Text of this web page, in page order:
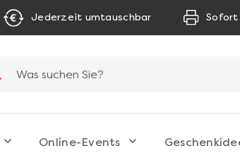
Jederzeit umtauschbar Sofort
Online-Events